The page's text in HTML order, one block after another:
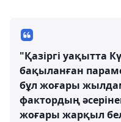
"Қазіргі уақытта
бақыланған
бұл жоғары
фактордың
жоғары жарқыл